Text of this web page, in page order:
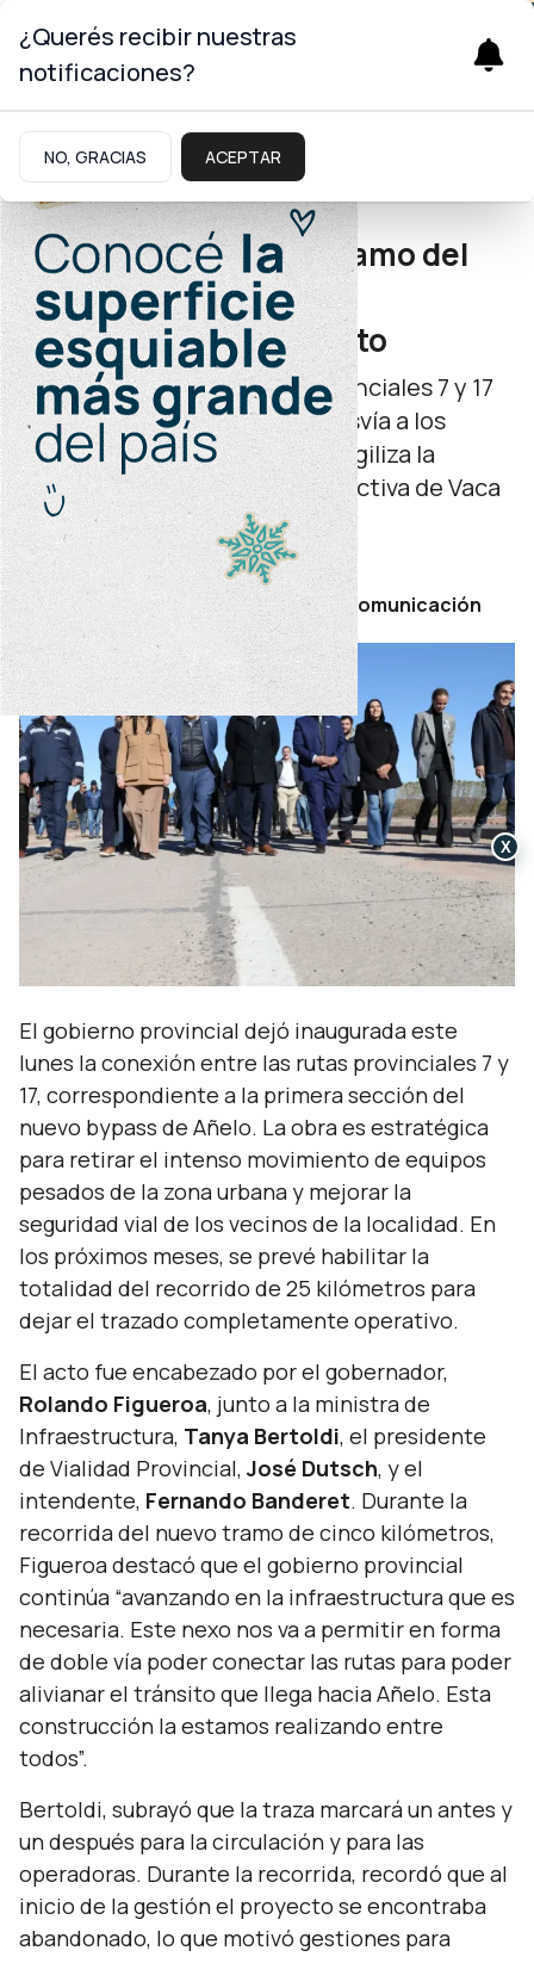
Infraestructura
Conectividad vial
Se habilitó el primer tramo del
bypass de Añelo para
descomprimir el tránsito
La obra conecta las rutas provinciales 7 y 17
con doble vía de hormigón. Desvía a los
camiones del casco urbano y agiliza la
circulación hacia la zona productiva de Vaca
Muerta.
lunes 25 de mayo de 2026
Por Secretaría de Prensa y Comunicación
El gobierno provincial dejó inaugurada este
lunes la conexión entre las rutas provinciales 7 y
17, correspondiente a la primera sección del
nuevo bypass de Añelo. La obra es estratégica
para retirar el intenso movimiento de equipos
pesados de la zona urbana y mejorar la
seguridad vial de los vecinos de la localidad. En
los próximos meses, se prevé habilitar la
totalidad del recorrido de 25 kilómetros para
dejar el trazado completamente operativo.
El acto fue encabezado por el gobernador,
Rolando Figueroa, junto a la ministra de
Infraestructura, Tanya Bertoldi, el presidente
de Vialidad Provincial,José Dutsch, y el
intendente, Fernando Banderet. Durante la
recorrida del nuevo tramo de cinco kilómetros,
Figueroa destacó que el gobierno provincial
continúa “avanzando en la infraestructura que es
necesaria. Este nexo nos va a permitir en forma
de doble vía poder conectar las rutas para poder
alivianar el tránsito que llega hacia Añelo. Esta
construcción la estamos realizando entre
todos”.
Bertoldi, subrayó que la traza marcará un antes y
un después para la circulación y para las
operadoras. Durante la recorrida, recordó que al
inicio de la gestión el proyecto se encontraba
abandonado, lo que motivó gestiones para
¿Querés recibir nuestras
notificaciones?
NO, GRACIAS ACEPTAR
X